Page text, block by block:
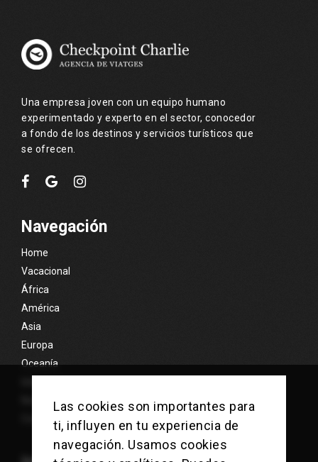
Una empresa joven con un equipo humano
experimentado y experto en el sector, conocedor
a fondo de los destinos y servicios turísticos que
se ofrecen.
Navegación
Home
Vacacional
África
América
Asia
Europa
Oceanía
Nosotros
Contacto
Las cookies son importantes para
ti, influyen en tu experiencia de
navegación. Usamos cookies